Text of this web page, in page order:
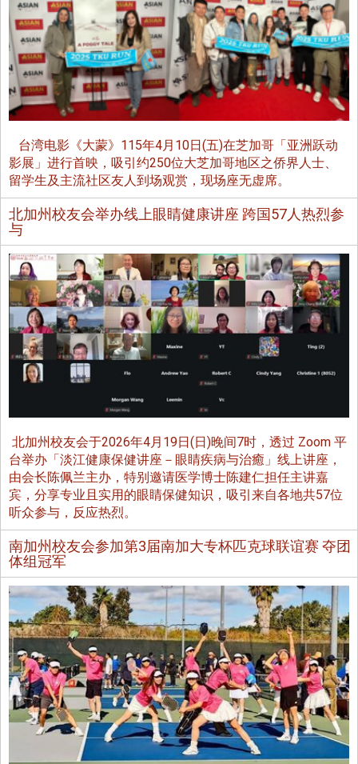
台湾电影《大蒙》115年4月10日(五)在芝加哥「亚洲跃动
影展」进行首映，吸引约250位大芝加哥地区之侨界人士、
留学生及主流社区友人到场观赏，现场座无虚席。
北加州校友会举办线上眼睛健康讲座 跨国57人热烈参
与
北加州校友会于2026年4月19日(日)晚间7时，透过 Zoom 平
台举办「淡江健康保健讲座－眼睛疾病与治癒」线上讲座，
由会长陈佩兰主办，特别邀请医学博士陈建仁担任主讲嘉
宾，分享专业且实用的眼睛保健知识，吸引来自各地共57位
听众参与，反应热烈。
南加州校友会参加第3届南加大专杯匹克球联谊赛 夺团
体组冠军